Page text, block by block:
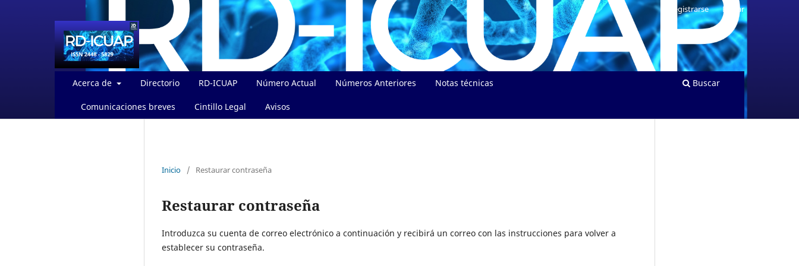
Acerca de Directorio RD-ICUAP Número Actual Números Anteriores Notas técnicas
Comunicaciones breves Cintillo Legal Avisos
Buscar
Registrarse Entrar
Inicio / Restaurar contraseña
Restaurar contraseña
Introduzca su cuenta de correo electrónico a continuación y recibirá un correo con las instrucciones para volver a
establecer su contraseña.